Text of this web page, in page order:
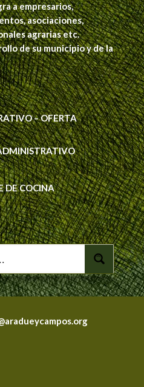
a empresarios,
asociaciones,
agrarias etc.
de su municipio y de la
– OFERTA
DE COCINA